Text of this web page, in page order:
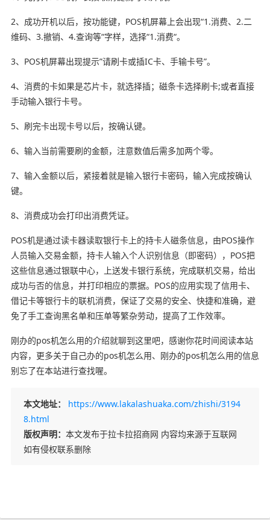
2、成功开机以后，按功能键，POS机屏幕上会出现“1.消费、2.二
维码、3.撤销、4.查询等“字样，选择“1.消费“。
3、POS机屏幕出现提示”请刷卡或插IC卡、手输卡号”。
4、消费的卡如果是芯片卡，就选择插；磁条卡选择刷卡;或者直接
手动输入银行卡号。
5、刷完卡出现卡号以后，按确认键。
6、输入当前需要刷的金额，注意数值后需多加两个零。
7、输入金额以后，紧接着就是输入银行卡密码，输入完成按确认
键。
8、消费成功会打印出消费凭证。
POS机是通过读卡器读取银行卡上的持卡人磁条信息，由POS操作
人员输入交易金额，持卡人输入个人识别信息（即密码），POS把
这些信息通过银联中心，上送发卡银行系统，完成联机交易，给出
成功与否的信息，并打印相应的票据。POS的应用实现了信用卡、
借记卡等银行卡的联机消费，保证了交易的安全、快捷和准确，避
免了手工查询黑名单和压单等繁杂劳动，提高了工作效率。
刚办的pos机怎么用的介绍就聊到这里吧，感谢你花时间阅读本站
内容，更多关于自己办的pos机怎么用、刚办的pos机怎么用的信息
别忘了在本站进行查找喔。
本文地址：
https://www.lakalashuaka.com/zhishi/3194
8.html
版权声明： 本文发布于拉卡拉招商网 内容均来源于互联网
如有侵权联系删除